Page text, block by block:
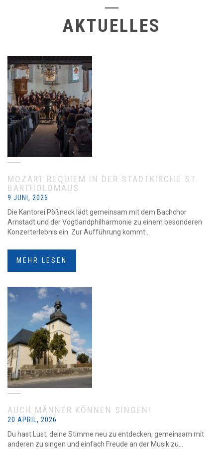
AKTUELLES
MOZART REQUIEM IN DER STADTKIRCHE ST.
BARTHOLOMÄUS
9 JUNI, 2026
Die Kantorei Pößneck lädt gemeinsam mit dem Bachchor
Arnstadt und der Vogtlandphilharmonie zu einem besonderen
Konzerterlebnis ein. Zur Aufführung kommt...
MEHR LESEN
AUCH MÄNNER KÖNNEN SINGEN!
20 APRIL, 2026
Du hast Lust, deine Stimme neu zu entdecken, gemeinsam mit
anderen zu singen und einfach Freude an der Musik zu...